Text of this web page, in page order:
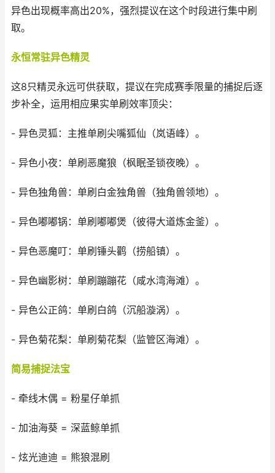
异色出现概率高出20%，强烈提议在这个时段进行集中刷
取。
永恒常驻异色精灵
这8只精灵永远可供获取，提议在完成赛季限量的捕捉后逐
步补全，运用相应果实单刷效率顶尖：
- 异色灵狐：主推单刷尖嘴狐仙（岚语峰）。
- 异色小夜：单刷恶魔狼（枫眠圣锁夜晚）。
- 异色独角兽：单刷白金独角兽（独角兽领地）。
- 异色嘟嘟锅：单刷嘟嘟煲（彼得大道炼金釜）。
- 异色恶魔叮：单刷锤头鹳（捞船镇）。
- 异色幽影树：单刷蹦蹦花（咸水湾海滩）。
- 异色公正鸽：单刷白鸽（沉船漩涡）。
- 异色菊花梨：单刷菊花梨（监管区海滩）。
简易捕捉法宝
- 牵线木偶 = 粉星仔单抓
- 加油海葵 = 深蓝鲸单抓
- 炫光迪迪 = 熊狼混刷